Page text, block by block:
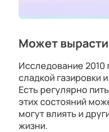
Может вырасти
Исследование
сладкой газировки
Есть регулярно
этих состояний
могут влиять и
жизни.